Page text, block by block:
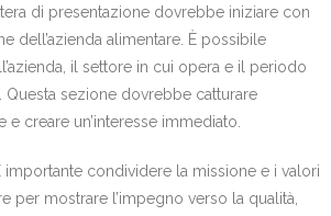
di presentazione dovrebbe iniziare con
dell’azienda alimentare. È possibile
il settore in cui opera e il periodo
Questa sezione dovrebbe catturare
e creare un’interesse immediato.
importante condividere la missione e i valori
per mostrare l’impegno verso la qualità,